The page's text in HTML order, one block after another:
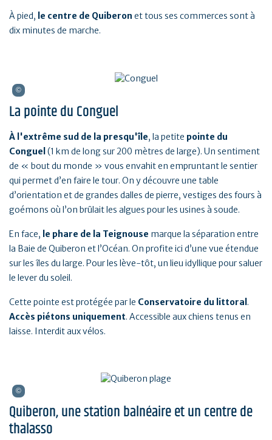
À pied, le centre de Quiberon et tous ses commerces sont à
dix minutes de marche.
La pointe du Conguel
À l'extrême sud de la presqu'île, la petite pointe du
Conguel (1 km de long sur 200 mètres de large). Un sentiment
de « bout du monde » vous envahit en empruntant le sentier
qui permet d’en faire le tour. On y découvre une table
d’orientation et de grandes dalles de pierre, vestiges des fours à
goémons où l’on brûlait les algues pour les usines à soude.
En face, le phare de la Teignouse marque la séparation entre
la Baie de Quiberon et l’Océan. On profite ici d’une vue étendue
sur les îles du large. Pour les lève-tôt, un lieu idyllique pour saluer
le lever du soleil.
Cette pointe est protégée par le Conservatoire du littoral .
Accès piétons uniquement. Accessible aux chiens tenus en
laisse. Interdit aux vélos.
Quiberon, une station balnéaire et un centre de
thalasso